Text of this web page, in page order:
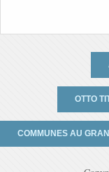
OTTO
COMMUNES AU